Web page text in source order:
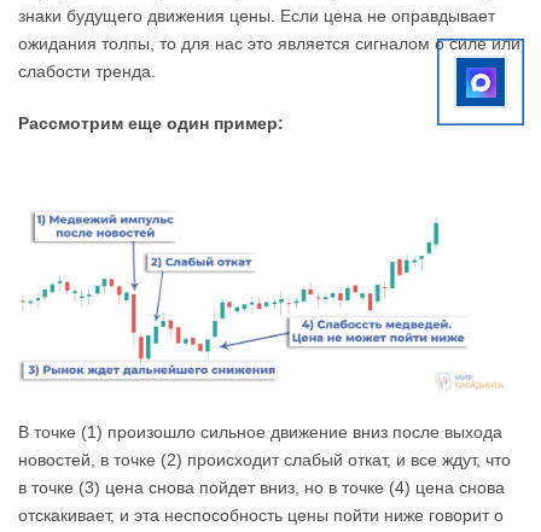
знаки будущего движения цены. Если цена не оправдывает
ожидания толпы, то для нас это является сигналом о силе или
слабости тренда.
Рассмотрим еще один пример:
В точке (1) произошло сильное движение вниз после выхода
новостей, в точке (2) происходит слабый откат, и все ждут, что
в точке (3) цена снова пойдет вниз, но в точке (4) цена снова
отскакивает, и эта неспособность цены пойти ниже говорит о